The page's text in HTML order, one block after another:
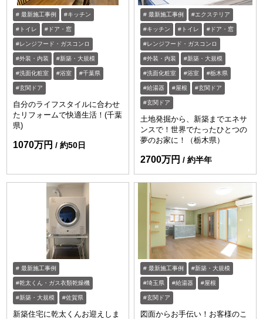
最新施工事例 キッチン
トイレ ドア・窓
レンジフード・ガスコンロ
外装・内装 新築・大規模
洗面化粧室 浴室 千葉県
玄関ドア
自分のライフスタイルに合わせ
たリフォームで快適生活！(千葉
県)
1070万円 約50日
最新施工事例 エクステリア
キッチン トイレ ドア・窓
レンジフード・ガスコンロ
外装・内装 新築・大規模
洗面化粧室 浴室 栃木県
給湯器 屋根 玄関ドア
玄関ドア
土地発掘から、新築までエネサ
ンスで！世界でたったひとつの
夢のお家に！（栃木県）
2700万円 約半年
最新施工事例
乾太くん・ガス衣類乾燥機
新築・大規模 佐賀県
新築住宅に乾太くんお迎えしま
最新施工事例 新築・大規模
埼玉県 給湯器 屋根
玄関ドア
図面からお手伝い！お客様のこ